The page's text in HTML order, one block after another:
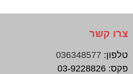
צרו קשר
טלפון: 036348577
פקס: 03-9228826